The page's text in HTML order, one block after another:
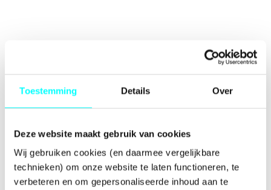
Toestemming Details Over
Deze website maakt gebruik van cookies
Wij gebruiken cookies (en daarmee vergelijkbare
technieken) om onze website te laten functioneren, te
verbeteren en om gepersonaliseerde inhoud aan te